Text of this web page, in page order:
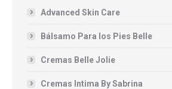
Advanced Skin Care
Bálsamo Para los Pies Belle
Cremas Belle Jolie
Cremas Intima By Sabrina